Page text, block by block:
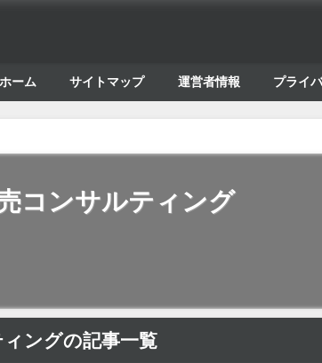
ホーム サイトマップ 運営者情報 プライ
コンサルティング
ングの記事一覧